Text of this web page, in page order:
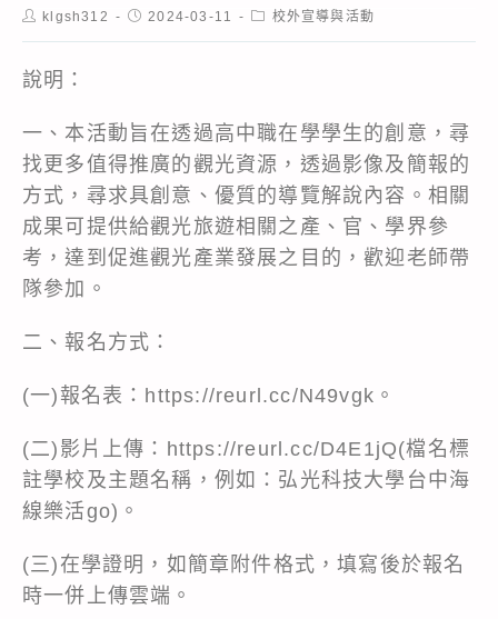
Postklgsh312
Post2024-03-11
Post校外宣導與活動
說明：
一、本活動旨在透過高中職在學學生的創意，尋
找更多值得推廣的觀光資源，透過影像及簡報的
方式，尋求具創意、優質的導覽解說內容。相關
成果可提供給觀光旅遊相關之產、官、學界參
考，達到促進觀光產業發展之目的，歡迎老師帶
隊參加。
二、報名方式：
(一)報名表：https://reurl.cc/N49vgk。
(二)影片上傳：https://reurl.cc/D4E1jQ(檔名標
註學校及主題名稱，例如：弘光科技大學台中海
線樂活go)。
(三)在學證明，如簡章附件格式，填寫後於報名
時一併上傳雲端。